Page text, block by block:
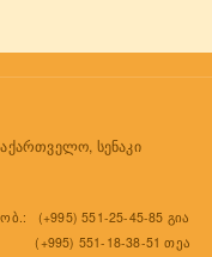
სენაკი
(+995) 551-25-45-85 გია
551-18-38-51 თეა